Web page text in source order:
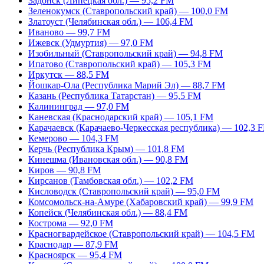
Зеленокумск (Ставропольский край) — 100,0 FM
Златоуст (Челябинская обл.) — 106,4 FM
Иваново — 99,7 FM
Ижевск (Удмуртия) — 97,0 FM
Изобильный (Ставропольский край) — 94,8 FM
Ипатово (Ставропольский край) — 105,3 FM
Иркутск — 88,5 FM
Йошкар-Ола (Республика Марий Эл) — 88,7 FM
Казань (Республика Татарстан) — 95,5 FM
Калининград — 97,0 FM
Каневская (Краснодарский край) — 105,1 FM
Карачаевск (Карачаево-Черкесская республика) — 102,3
Кемерово — 104,3 FM
Керчь (Республика Крым) — 101,8 FM
Кинешма (Ивановская обл.) — 90,8 FM
Киров — 90,8 FM
Кирсанов (Тамбовская обл.) — 102,2 FM
Кисловодск (Ставропольский край) — 95,0 FM
Комсомольск-на-Амуре (Хабаровский край) — 99,9 FM
Копейск (Челябинская обл.) — 88,4 FM
Кострома — 92,0 FM
Красногвардейское (Ставропольский край) — 104,5 FM
Краснодар — 87,9 FM
Красноярск — 95,4 FM